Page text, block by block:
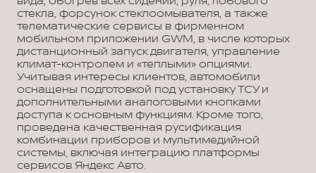
стекла, форсунок стеклоомывателя, а также
телематические сервисы в фирменном
мобильном приложении GWM, в числе которых
дистанционный запуск двигателя, управление
климат-контролем и «теплыми» опциями.
Учитывая интересы клиентов, автомобили
оснащены подготовкой под установку ТСУ и
дополнительными аналоговыми кнопками
доступа к основным функциям. Кроме того,
проведена качественная русификация
комбинации приборов и мультимедийной
системы, включая интеграцию платформы
сервисов Яндекс Авто.